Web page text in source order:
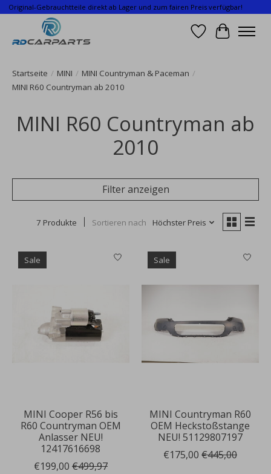
Original-Gebrauchtteile direkt ab Lager und zum fairen Preis verfügbar!
Wunschzettel
Ihr
Startseite / MINI / MINI Countryman & Paceman /
MINI R60 Countryman ab 2010
MINI R60 Countryman ab
2010
Filter anzeigen
7 Produkte Sortieren nach Höchster Preis
Sale
MINI Cooper R56 bis
R60 Countryman OEM
Anlasser NEU!
12417616698
€199,00 €499,97
Sale
MINI Countryman R60
OEM Heckstoßstange
NEU! 51129807197
€175,00 €445,00